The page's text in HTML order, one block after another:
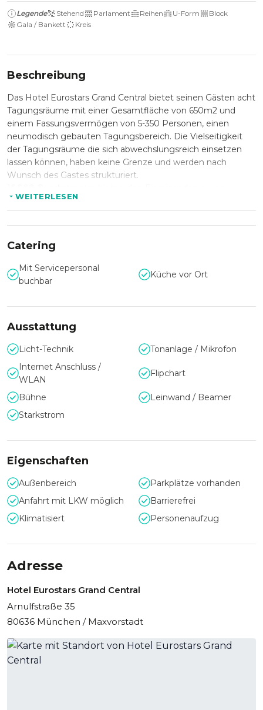
Legende Stehend Parlament Reihen U-Form
Block
Gala / Bankett
Kreis
Beschreibung
Das Hotel Eurostars Grand Central bietet seinen Gästen acht
Tagungsräume mit einer Gesamtfläche von 650m2 und
einem Fassungsvermögen von 5-350 Personen, einen
neumodisch gebauten Tagungsbereich. Die Vielseitigkeit
der Tagungsräume die sich abwechslungsreich einsetzen
lassen können, haben keine Grenze und werden nach
Wunsch des Gastes strukturiert.
Vergnügen,auf :
214 Doppel-/Twinzimmer,
15 Dreibettzimmer,
8 Suiten und
10 Suiten Appartements .
Dazu, stellt das Tapas Restaurant “ Red“ mehr als 100
WEITERLESEN
Catering
Mit Servicepersonal
buchbar
Küche vor Ort
Ausstattung
Licht-Technik
Tonanlage / Mikrofon
Internet Anschluss /
WLAN
Flipchart
Bühne
Leinwand / Beamer
Starkstrom
Eigenschaften
Außenbereich
Parkplätze vorhanden
Anfahrt mit LKW möglich
Barrierefrei
Klimatisiert
Personenaufzug
Adresse
Hotel Eurostars Grand Central
Arnulfstraße 35
80636 München / Maxvorstadt